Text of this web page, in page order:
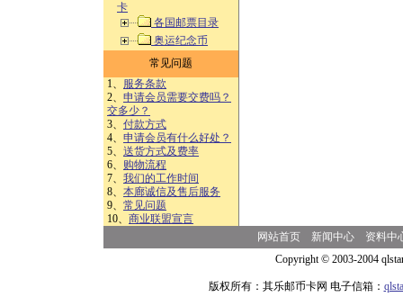
卡
各国邮票目录
奥运纪念币
常见问题
1、 服务条款
2、 申请会员需要交费吗？
交多少？
3、 付款方式
4、 申请会员有什么好处？
5、 送货方式及费率
6、 购物流程
7、 我们的工作时间
8、 本廊诚信及售后服务
9、 常见问题
10、 商业联盟宣言
网站首页 新闻中心
资料中
Copyright © 2003-2004
版权所有：其乐邮币卡网 电子信箱：